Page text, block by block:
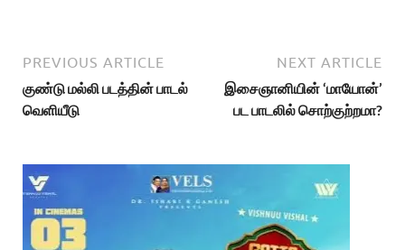
PREVIOUS ARTICLE
குண்டு மல்லி படத்தின் பாடல்
வெளியீடு
NEXT ARTICLE
இசைஞானியின் ‘மாயோன்’
பட பாடலில் சொற்குற்றமா?